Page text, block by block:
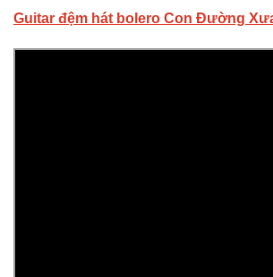
Guitar đệm hát bolero Con Đường